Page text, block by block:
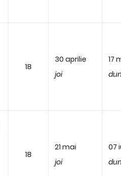
18
30 aprilie
joi
17
18
21 mai
joi
07